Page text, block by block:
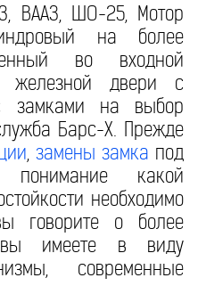
ВААЗ, ШО-25, Мотор
на более
во входной
железной двери с
замками на выбор
Барс-Х. Прежде
, замены замка под
понимание какой
необходимо
говорите о более
имеете в виду
современные